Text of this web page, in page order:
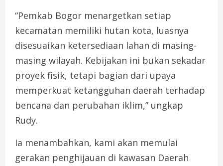
“Pemkab Bogor menargetkan setiap
kecamatan memiliki hutan kota, luasnya
disesuaikan ketersediaan lahan di masing-
masing wilayah. Kebijakan ini bukan sekadar
proyek fisik, tetapi bagian dari upaya
memperkuat ketangguhan daerah terhadap
bencana dan perubahan iklim,” ungkap
Rudy.
Ia menambahkan, kami akan memulai
gerakan penghijauan di kawasan Daerah